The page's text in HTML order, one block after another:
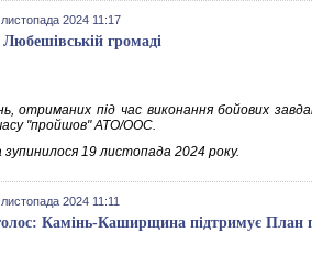
2024 11:17
громаді
отриманих під час виконання бойових
"пройшов" АТО/ООС.
зупинилося 19 листопада 2024 року.
2024 11:11
Камінь-Каширщина підтримує План